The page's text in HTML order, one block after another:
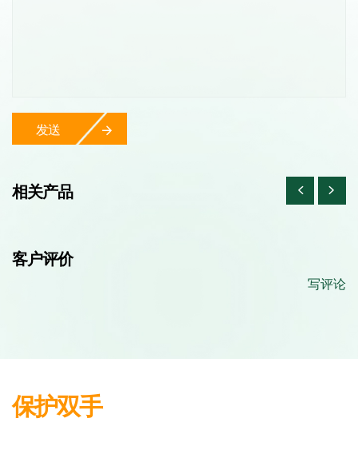
发送
相关产品
客户评价
写评论
保护双手